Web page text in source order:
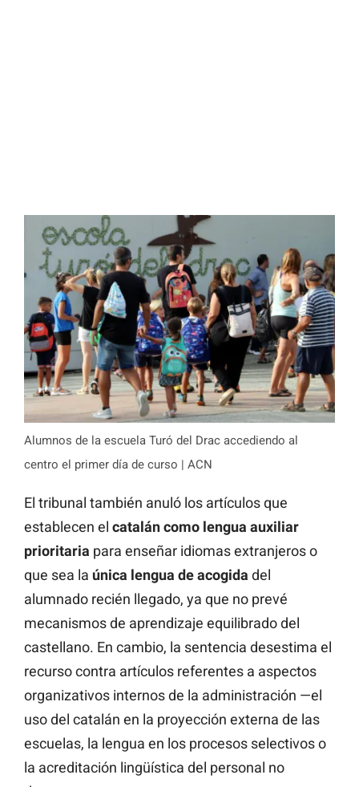
Alumnos de la escuela Turó del Drac accediendo al
centro el primer día de curso | ACN
El tribunal también anuló los artículos que
establecen el catalán como lengua auxiliar
prioritaria para enseñar idiomas extranjeros o
que sea la única lengua de acogida del
alumnado recién llegado, ya que no prevé
mecanismos de aprendizaje equilibrado del
castellano. En cambio, la sentencia desestima el
recurso contra artículos referentes a aspectos
organizativos internos de la administración —el
uso del catalán en la proyección externa de las
escuelas, la lengua en los procesos selectivos o
la acreditación lingüística del personal no